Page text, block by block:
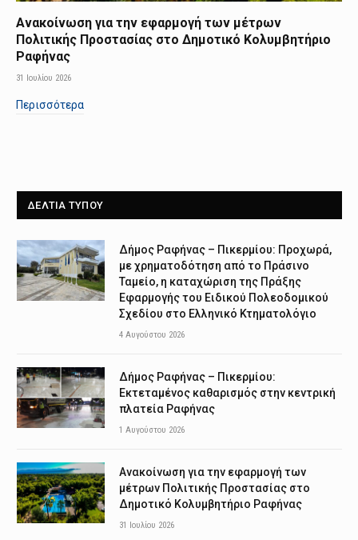
Ανακοίνωση για την εφαρμογή των μέτρων
Πολιτικής Προστασίας στο Δημοτικό Κολυμβητήριο
Ραφήνας
31 Ιουλίου 2026
Περισσότερα
ΔΕΛΤΙΑ ΤΥΠΟΥ
Δήμος Ραφήνας – Πικερμίου: Προχωρά,
με χρηματοδότηση από το Πράσινο
Ταμείο, η καταχώριση της Πράξης
Εφαρμογής του Ειδικού Πολεοδομικού
Σχεδίου στο Ελληνικό Κτηματολόγιο
4 Αυγούστου 2026
Δήμος Ραφήνας – Πικερμίου:
Εκτεταμένος καθαρισμός στην κεντρική
πλατεία Ραφήνας
1 Αυγούστου 2026
Ανακοίνωση για την εφαρμογή των
μέτρων Πολιτικής Προστασίας στο
Δημοτικό Κολυμβητήριο Ραφήνας
31 Ιουλίου 2026